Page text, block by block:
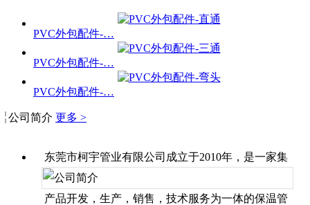
PVC外包配件-…
PVC外包配件-…
PVC外包配件-…
公司简介 更多 >
东莞市柯宇管业有限公司成立于2010年，是一家集
产品开发，生产，销售，技术服务为一体的保温管